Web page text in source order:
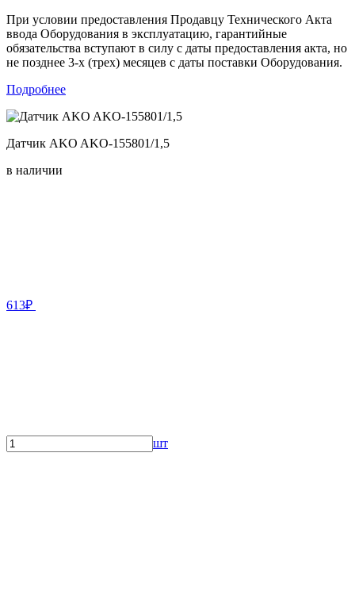
При условии предоставления Продавцу Технического Акта
ввода Оборудования в эксплуатацию, гарантийные
обязательства вступают в силу с даты предоставления акта, но
не позднее 3-х (трех) месяцев с даты поставки Оборудования.
Подробнее
Датчик AKO AKO-155801/1,5
в наличии
613₽
шт